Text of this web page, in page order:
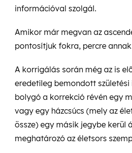
információval szolgál.
Amikor már megvan az
pontosítjuk fokra, percre
A korrigálás során még az is
eredetileg bemondott születési
bolygó a korrekció révén egy
vagy egy házcsúcs (mely az
össze) egy másik jegybe kerül
meghatározó az életsors